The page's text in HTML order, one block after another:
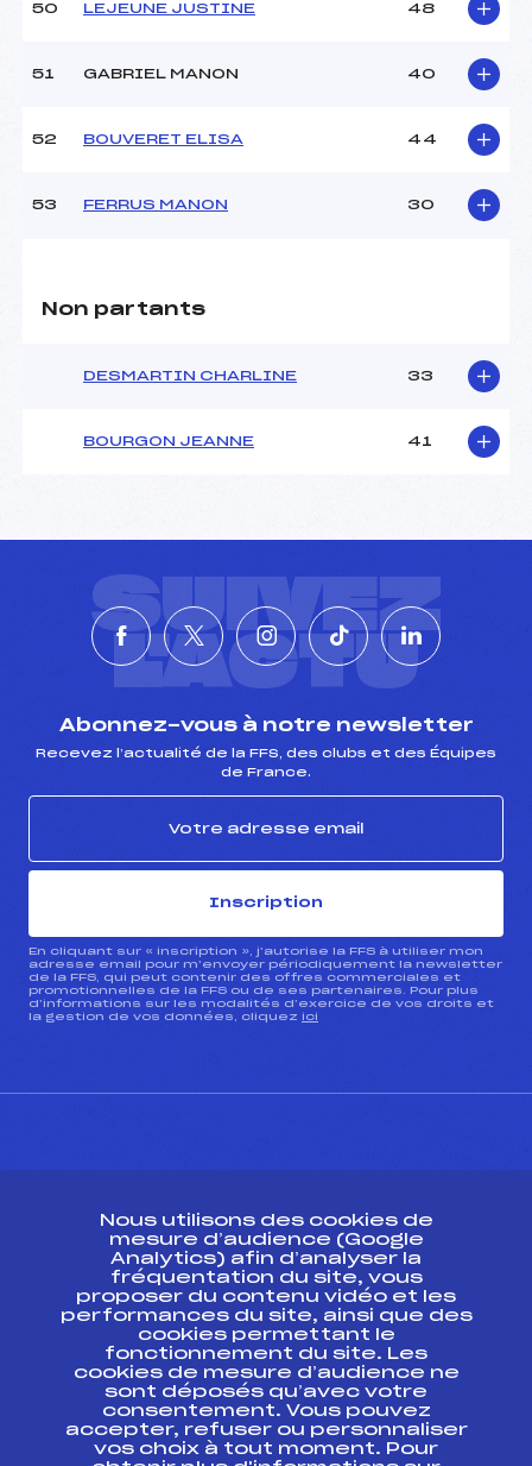
50 LEJEUNE JUSTINE 48
51 GABRIEL MANON 40
52 BOUVERET ELISA 44
53 FERRUS MANON 30
Non partants
DESMARTIN CHARLINE 33
BOURGON JEANNE 41
SUIVEZ
L'ACTU
Abonnez-vous à notre newsletter
Recevez l’actualité de la FFS, des clubs et des Équipes
de France.
Inscription
En cliquant sur « inscription », j’autorise la FFS à utiliser mon
adresse email pour m’envoyer périodiquement la newsletter
de la FFS, qui peut contenir des offres commerciales et
promotionnelles de la FFS ou de ses partenaires. Pour plus
d’informations sur les modalités d’exercice de vos droits et
la gestion de vos données, cliquez ici
Ressources
Pass’Neige
Projet sportif fédéral
Projet de performance fédéral
Antidopage
Pôle Développement, Formation, Suivi
Scientifique
Nous utilisons des cookies de
mesure d’audience (Google
Analytics) afin d’analyser la
fréquentation du site, vous
proposer du contenu vidéo et les
performances du site, ainsi que des
cookies permettant le
fonctionnement du site. Les
cookies de mesure d’audience ne
sont déposés qu’avec votre
consentement. Vous pouvez
accepter, refuser ou personnaliser
vos choix à tout moment. Pour